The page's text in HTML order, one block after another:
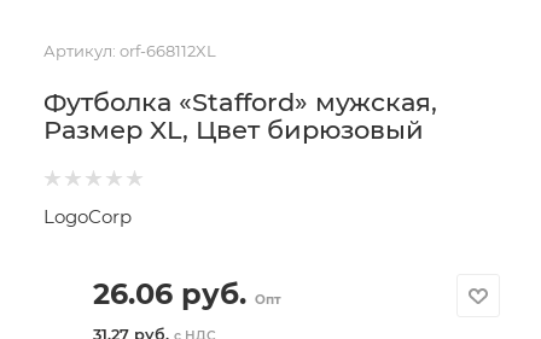
Артикул: orf-668112XL
Футболка «Stafford» мужская,
Размер XL, Цвет бирюзовый
LogoCorp
26.06руб. Опт
31.27 руб.